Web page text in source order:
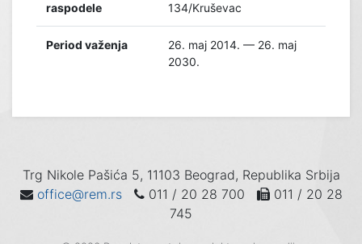
raspodele
134/Kruševac
Period važenja
26. maj 2014. — 26. maj
2030.
Trg Nikole Pašića 5, 11103 Beograd, Republika Srbija
office@rem.rs
011 / 20 28 700
011 / 20 28
745